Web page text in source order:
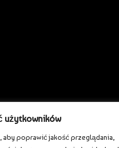
użytkowników
aby poprawić jakość przeglądania,